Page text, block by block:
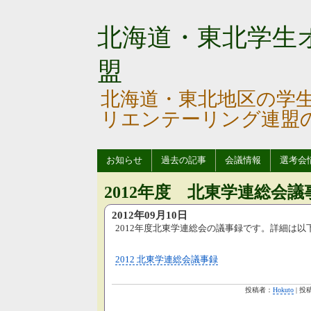
北海道・東北学生
盟
北海道・東北地区の学
リエンテーリング連盟
お知らせ 過去の記事 会議情報 選考会
2012年度 北東学連総会議
2012年09月10日
2012年度北東学連総会の議事録です。詳細は以
2012 北東学連総会議事録
投稿者： Hokuto | 投